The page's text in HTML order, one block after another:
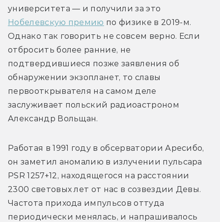
Нобелевскую премию по физике в 2019-м.
Однако так говорить не совсем верно. Если
отбросить более ранние, не
подтвердившиеся позже заявления об
обнаружении экзопланет, то славы
первооткрывателя на самом деле
заслуживает польский радиоастроном
Александр Вольщан.
Работая в 1991 году в обсерватории Аресибо,
он заметил аномалию в излучении пульсара
PSR 1257+12, находящегося на расстоянии
2300 световых лет от нас в созвездии Девы.
Частота прихода импульсов оттуда
периодически менялась, и напрашивалось